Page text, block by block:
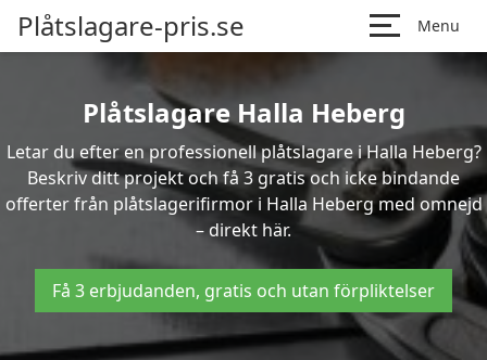
Plåtslagare-pris.se Menu
Plåtslagare Halla Heberg
Letar du efter en professionell plåtslagare i Halla Heberg?
Beskriv ditt projekt och få 3 gratis och icke bindande
offerter från plåtslagerifirmor i Halla Heberg med omnejd
– direkt här.
Få 3 erbjudanden, gratis och utan förpliktelser